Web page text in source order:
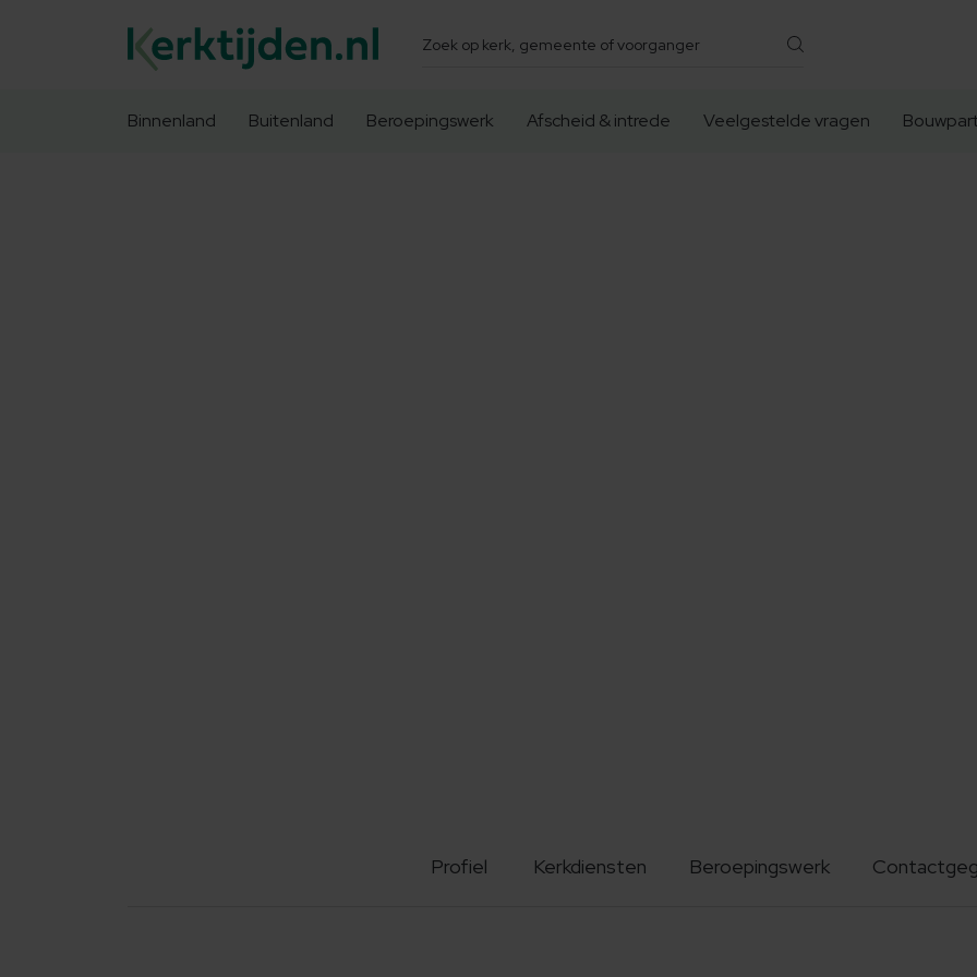
Zoeken
Binnenland Buitenland Beroepingswerk Afscheid & intrede Veelgestelde vragen
Profiel Kerkdiensten Beroepingswerk